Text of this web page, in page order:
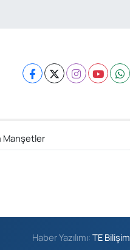
Manşetler
Haber Yazılımı:TE Bilişim